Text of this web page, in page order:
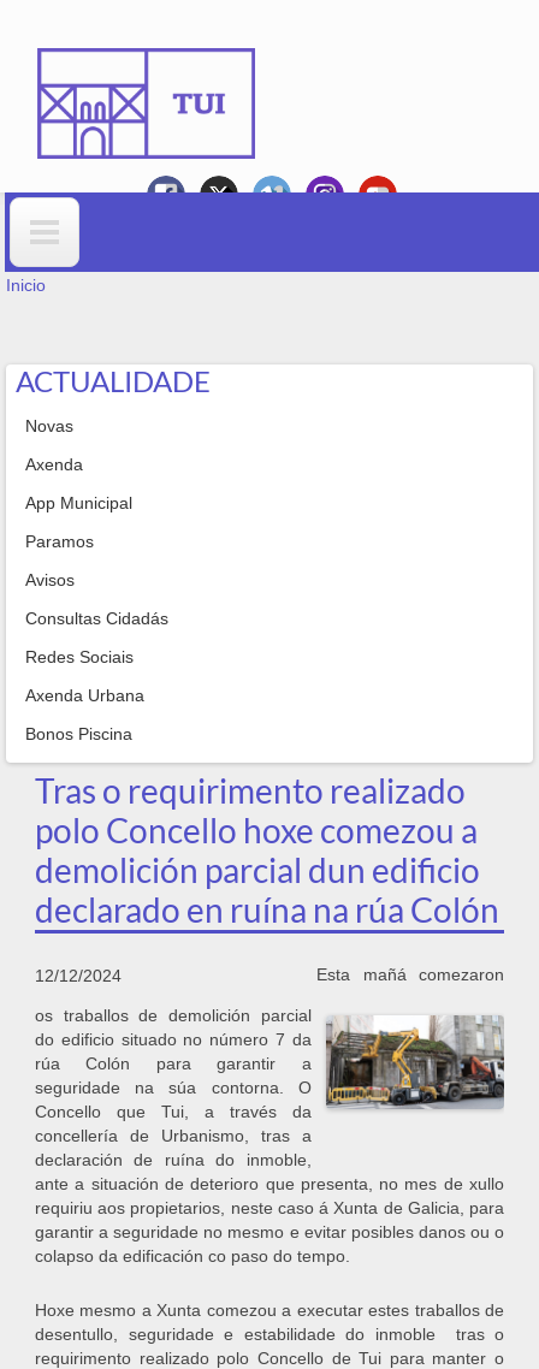
Formulario de busca
VOSTEDE ESTÁ AQUÍ
Inicio
ACTUALIDADE
Novas
Axenda
App Municipal
Paramos
Avisos
Consultas Cidadás
Redes Sociais
Axenda Urbana
Bonos Piscina
Tras o requirimento realizado
polo Concello hoxe comezou a
demolición parcial dun edificio
declarado en ruína na rúa Colón
12/12/2024 Esta mañá comezaron
os traballos de demolición parcial
do edificio situado no número 7 da
rúa Colón para garantir a
seguridade na súa contorna. O
Concello que Tui, a través da
concellería de Urbanismo, tras a
declaración de ruína do inmoble,
ante a situación de deterioro que presenta, no mes de xullo
requiriu aos propietarios, neste caso á Xunta de Galicia, para
garantir a seguridade no mesmo e evitar posibles danos ou o
colapso da edificación co paso do tempo.
Hoxe mesmo a Xunta comezou a executar estes traballos de
desentullo, seguridade e estabilidade do inmoble tras o
requirimento realizado polo Concello de Tui para manter o